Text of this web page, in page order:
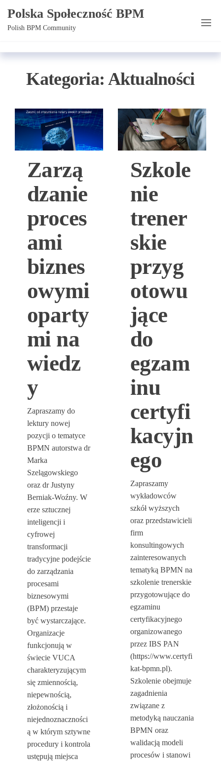
Przejdź
doPolska Społeczność BPM
Polish BPM Community
Kategoria: Aktualności
Zarzą
dzanie
proces
ami
biznes
owymi
oparty
mi na
wiedz
y
Zapraszamy do
lektury nowej
pozycji o tematyce
BPMN autorstwa dr
Marka
Szelągowskiego
oraz dr Justyny
Berniak-Woźny. W
erze sztucznej
inteligencji i
cyfrowej
transformacji
tradycyjne podejście
do zarządzania
procesami
biznesowymi
(BPM) przestaje
być wystarczające.
Organizacje
funkcjonują w
świecie VUCA
charakteryzującym
się zmiennością,
niepewnością,
złożonością i
niejednoznaczności
ą w którym sztywne
procedury i kontrola
ustępują miejsca
Szkole
nie
trener
skie
przyg
otowu
jące
do
egzam
inu
certyfi
kacyjn
ego
Zapraszamy
wykładowców
szkół wyższych
oraz przedstawicieli
firm
konsultingowych
zainteresowanych
tematyką BPMN na
szkolenie trenerskie
przygotowujące do
egzaminu
certyfikacyjnego
organizowanego
przez IBS PAN
(https://www.certyfi
kat-bpmn.pl).
Szkolenie obejmuje
zagadnienia
związane z
metodyką nauczania
BPMN oraz
walidacją modeli
procesów i stanowi